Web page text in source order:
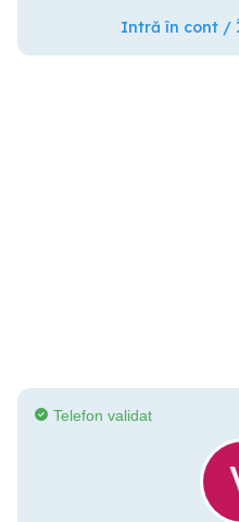
Intră în cont /
Telefon validat